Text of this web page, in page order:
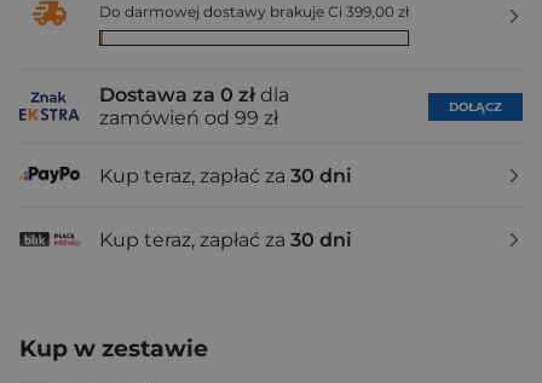
Do darmowej dostawy brakuje Ci 399,00 zł
Dostawa za 0 zł dla
zamówień od 99 zł
DOŁĄCZ
Kup teraz, zapłać za 30 dni
Kup teraz, zapłać za 30 dni
Kup w zestawie